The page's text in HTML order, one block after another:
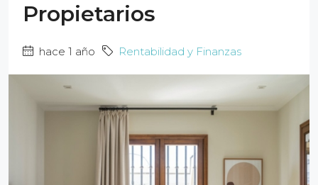
Propietarios
hace 1 año Rentabilidad y Finanzas